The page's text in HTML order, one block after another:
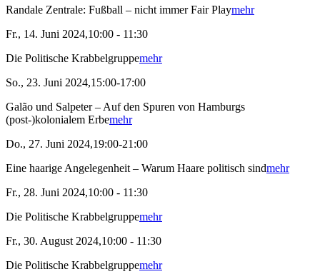
Randale Zentrale: Fußball – nicht immer Fair Playmehr
Fr., 14. Juni 2024,10:00 - 11:30
Die Politische Krabbelgruppemehr
So., 23. Juni 2024,15:00-17:00
Galão und Salpeter – Auf den Spuren von Hamburgs
(post-)kolonialem Erbemehr
Do., 27. Juni 2024,19:00-21:00
Eine haarige Angelegenheit – Warum Haare politisch sindmehr
Fr., 28. Juni 2024,10:00 - 11:30
Die Politische Krabbelgruppemehr
Fr., 30. August 2024,10:00 - 11:30
Die Politische Krabbelgruppemehr